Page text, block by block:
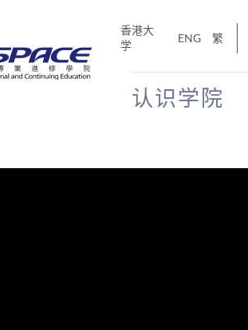
香港大
学
ENG 繁
认识学院